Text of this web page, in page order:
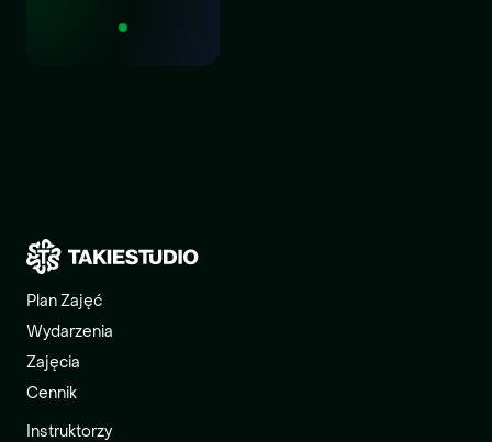
Plan Zajęć
Wydarzenia
Zajęcia
Cennik
Instruktorzy